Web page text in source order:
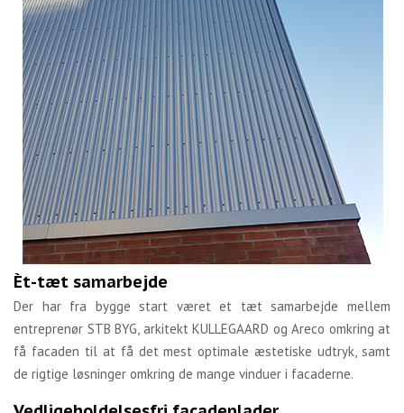
Èt-tæt samarbejde
Der har fra bygge start været et tæt samarbejde mellem
entreprenør STB BYG, arkitekt KULLEGAARD og Areco omkring at
få facaden til at få det mest optimale æstetiske udtryk, samt
de rigtige løsninger omkring de mange vinduer i facaderne.